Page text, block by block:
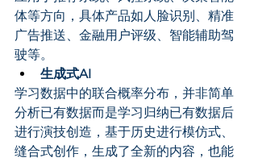
体等方向，具体产品如人脸识别、精准
广告推送、金融用户评级、智能辅助驾
驶等。
生成式AI
学习数据中的联合概率分布，并非简单
分析已有数据而是学习归纳已有数据后
进行演技创造，基于历史进行模仿式、
缝合式创作，生成了全新的内容，也能